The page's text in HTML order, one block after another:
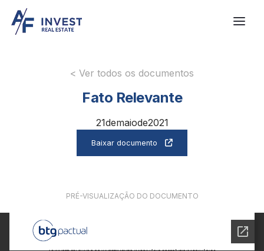
< Ver todos os documentos
Fato Relevante
21demaiode2021
Baixar documento 
PRÉ-VISUALIZAÇÃO DO DOCUMENTO